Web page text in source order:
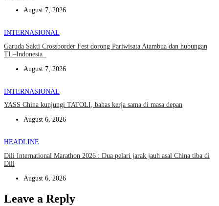
August 7, 2026
INTERNASIONAL
Garuda Sakti Crossborder Fest dorong Pariwisata Atambua dan hubungan
TL–Indonesia
August 7, 2026
INTERNASIONAL
YASS China kunjungi TATOLI, bahas kerja sama di masa depan
August 6, 2026
HEADLINE
Dili International Marathon 2026 : Dua pelari jarak jauh asal China tiba di
Dili
August 6, 2026
Leave a Reply